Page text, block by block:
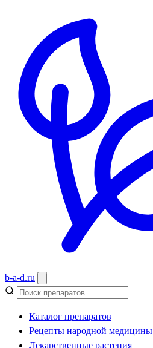
b-a-d.ru
Каталог препаратов
Рецепты народной медицины
Лекарственные растения